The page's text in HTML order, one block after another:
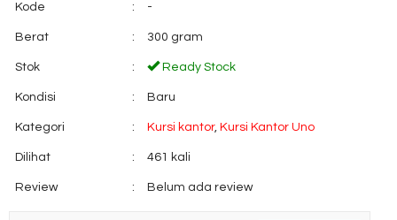
Kode : -
Berat : 300 gram
Stok : Ready Stock
Kondisi : Baru
Kategori : Kursi kantor, Kursi Kantor Uno
Dilihat : 461 kali
Review : Belum ada review